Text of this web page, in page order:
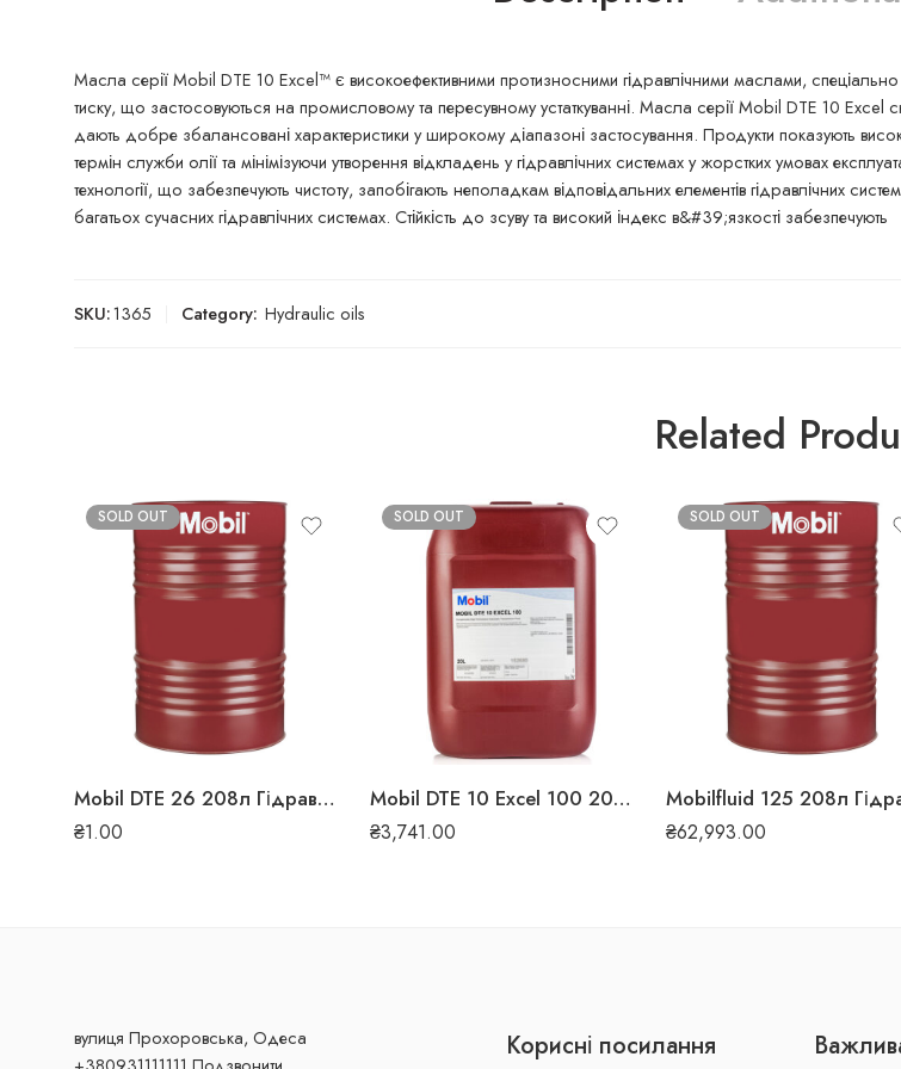
Масла серії Mobil DTE 10 Excel™ є високоефективними протизносними гідравлічними маслами,
тиску, що застосовуються на промисловому та пересувному устаткуванні. Масла серії Mobil DTE 10
дають добре збалансовані характеристики у широкому діапазоні застосування. Продукти показують
термін служби олії та мінімізуючи утворення відкладень у гідравлічних системах у жорстких умовах
технології, що забезпечують чистоту, запобігають неполадкам відповідальних елементів гідравлічних
багатьох сучасних гідравлічних системах. Стійкість до зсуву та високий індекс в&#39;язкості забезпечують
SKU:1365 Category: Hydraulic oils
Related
SOLD OUT
Mobil DTE 26 208л Гідравлічна олива
₴1.00
SOLD OUT
Mobil DTE 10 Excel 100 20л Гідравлічна олива
₴3,741.00
SOLD OUT
₴62,993.00
вулиця Прохоровська, Одеса
Корисні посилання